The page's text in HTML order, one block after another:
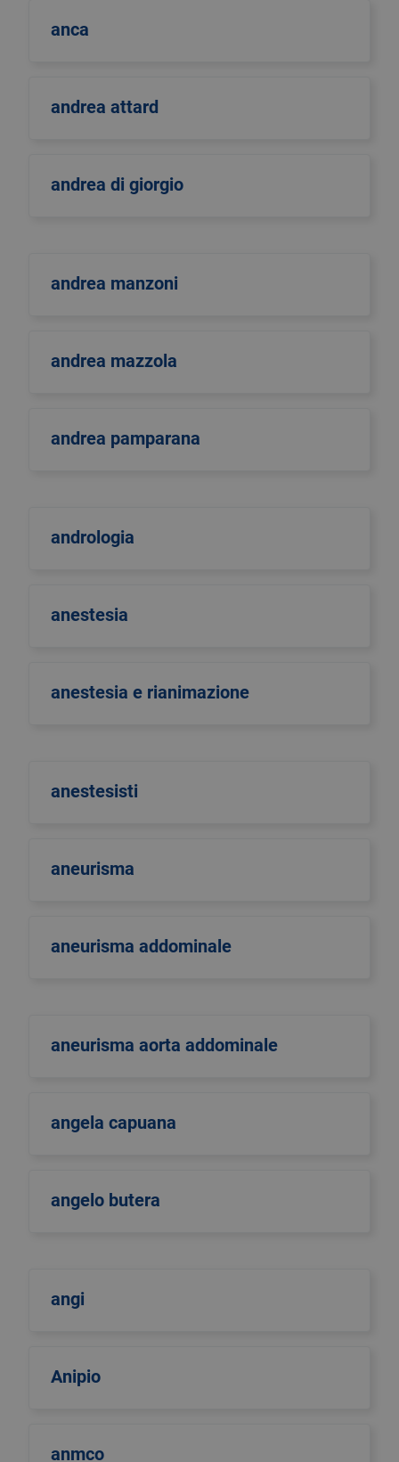
anca
andrea attard
andrea di giorgio
andrea manzoni
andrea mazzola
andrea pamparana
andrologia
anestesia
anestesia e rianimazione
anestesisti
aneurisma
aneurisma addominale
aneurisma aorta addominale
angela capuana
angelo butera
angi
Anipio
anmco